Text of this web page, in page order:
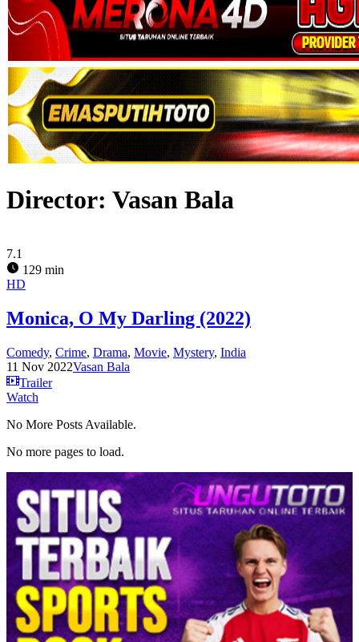
Director: Vasan Bala
7.1
129 min
HD
Monica, O My Darling (2022)
Comedy, Crime, Drama, Movie, Mystery, India
11 Nov 2022Vasan Bala
Trailer
Watch
No More Posts Available.
No more pages to load.